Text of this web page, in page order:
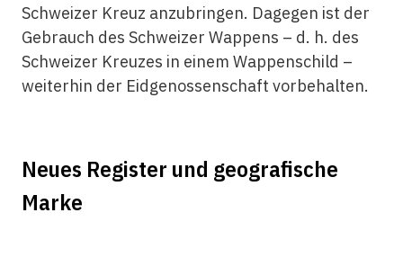
Schweizer Kreuz anzubringen. Dagegen ist der
Gebrauch des Schweizer Wappens – d. h. des
Schweizer Kreuzes in einem Wappenschild –
weiterhin der Eidgenossenschaft vorbehalten.
Neues Register und geografische
Marke